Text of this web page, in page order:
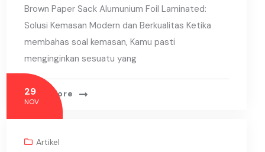
Brown Paper Sack Alumunium Foil Laminated:
Solusi Kemasan Modern dan Berkualitas Ketika
membahas soal kemasan, Kamu pasti
menginginkan sesuatu yang
Read More
29
NOV
Artikel